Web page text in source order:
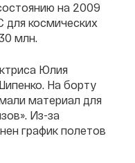
на 2009
для космических
млн.
Юлия
На борту
материал для
Из-за
график полетов